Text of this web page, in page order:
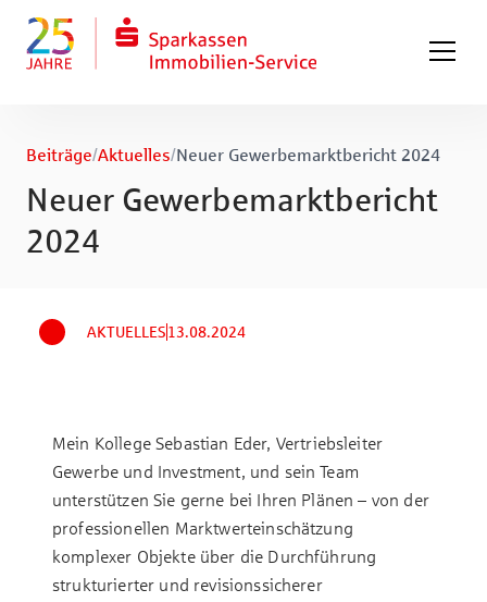
Zum Fuß springen
Beiträge/Aktuelles/Neuer Gewerbemarktbericht 2024
Neuer Gewerbemarktbericht
2024
AKTUELLES13.08.2024
Mein KollegeSebastian Eder, Vertriebsleiter
Gewerbe und Investment, und sein Team
unterstützen Sie gerne bei Ihren Plänen – von der
professionellen Marktwerteinschätzung
komplexer Objekte über die Durchführung
strukturierter und revisionssicherer